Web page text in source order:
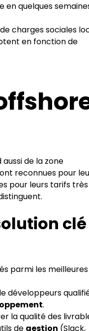
en quelques
charges sociales
en fonction de
de la zone
reconnues pour
pour leurs tarifs très
clé
parmi les meilleures
développeurs
.
la qualité des
de gestion (Slack,